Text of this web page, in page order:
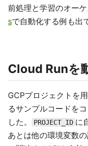
前処理と学習のオー
sで自動化する例も出
Cloud Runを
GCPプロジェクトを
るサンプルコードを
した。
PROJECT_ID に
あとは他の環境変数